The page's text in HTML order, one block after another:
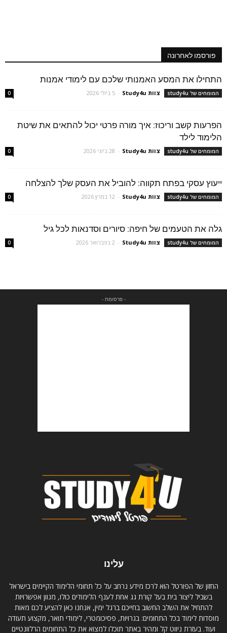
פורסמו לאחרונה
התחילו את המסע האמנותי שלכם עם לימודי אמנות
המומחים של study4u צוות Study4u - 5 ביולי 2026 0
הפרעות קשב וריכוז: איך מורה פרטי יכול להתאים את שיטת
הלימוד לילד
המומחים של study4u צוות Study4u - 28 ביוני 2026 0
ייעוץ עסקי בפתח תקווה: להוביל את העסק שלך להצלחה
המומחים של study4u צוות Study4u - 12 במרץ 2026 0
גלה את הטעמים של חיפה: סיורים וסדנאות לכל גיל
המומחים של study4u צוות Study4u - 2 בפברואר 2026 0
- פרסומת -
עלינו
החזון של הפורטל הוא לרכז מידע נרחב על כל תחומי הלימוד הקיימים בישראל
בשביל ליצור בית בעל קורת גג אחת לענף הלימודים כולו, מגוון אפשרויות
להתחיל את השלב החשוב בחייכם ברגל ימין, אנחנו כאן להציע לכם מאות
מוסדות לימוד בכל התחומים: בגרויות, פסיכומטרי, לימודי תואר, מקצוע תעודה
ועוד. בעזרת ניווט קל ומהיר באתר תוכלו למצוא את כל התחומים הרלוונטיים